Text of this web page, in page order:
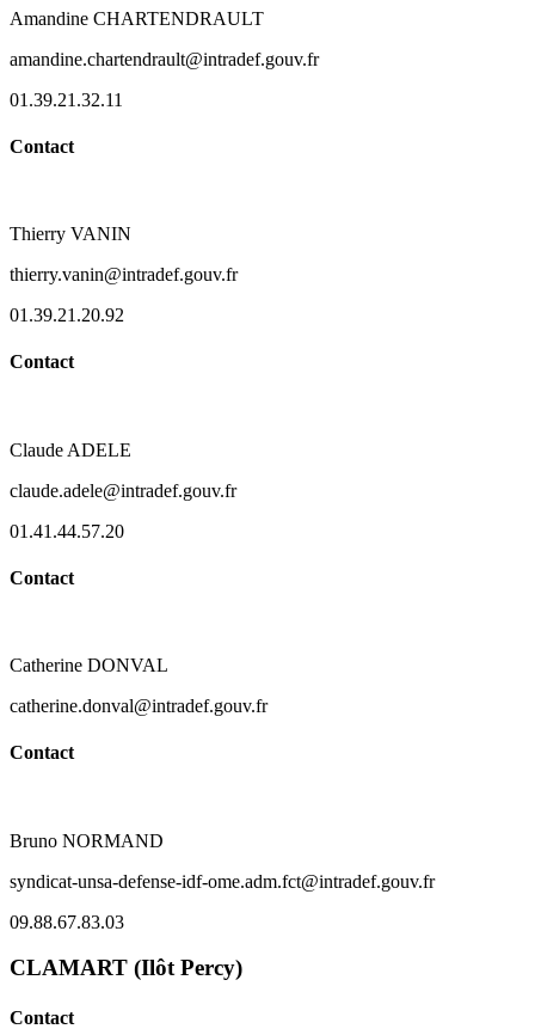
Amandine CHARTENDRAULT
amandine.chartendrault@intradef.gouv.fr
01.39.21.32.11
Contact
Thierry VANIN
thierry.vanin@intradef.gouv.fr
01.39.21.20.92
Contact
Claude ADELE
claude.adele@intradef.gouv.fr
01.41.44.57.20
Contact
Catherine DONVAL
catherine.donval@intradef.gouv.fr
Contact
Bruno NORMAND
syndicat-unsa-defense-idf-ome.adm.fct@intradef.gouv.fr
09.88.67.83.03
CLAMART (Ilôt Percy)
Contact